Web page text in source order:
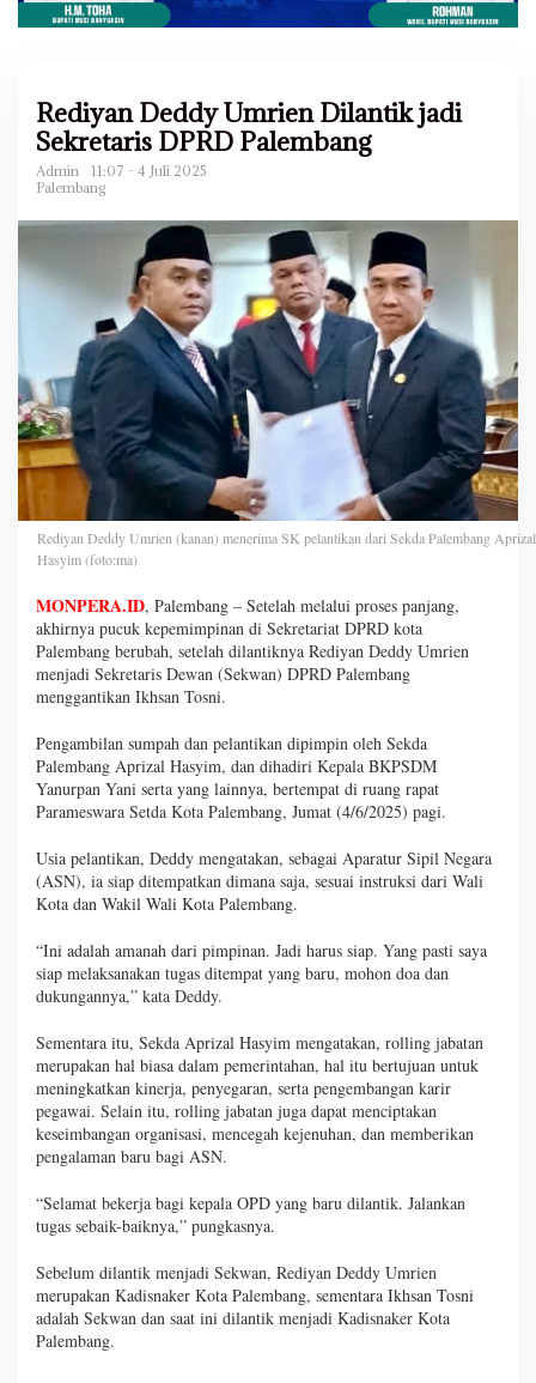
Rediyan Deddy Umrien Dilantik jadi
Sekretaris DPRD Palembang
Admin
11:07 - 4 Juli 2025
Palembang
Rediyan Deddy Umrien (kanan) menerima SK pelantikan dari Sekda Palembang Aprizal
Hasyim (foto:ma)
MONPERA.ID, Palembang – Setelah melalui proses panjang,
akhirnya pucuk kepemimpinan di Sekretariat DPRD kota
Palembang berubah, setelah dilantiknya Rediyan Deddy Umrien
menjadi Sekretaris Dewan (Sekwan) DPRD Palembang
menggantikan Ikhsan Tosni.
Pengambilan sumpah dan pelantikan dipimpin oleh Sekda
Palembang Aprizal Hasyim, dan dihadiri Kepala BKPSDM
Yanurpan Yani serta yang lainnya, bertempat di ruang rapat
Parameswara Setda Kota Palembang, Jumat (4/6/2025) pagi.
Usia pelantikan, Deddy mengatakan, sebagai Aparatur Sipil Negara
(ASN), ia siap ditempatkan dimana saja, sesuai instruksi dari Wali
Kota dan Wakil Wali Kota Palembang.
“Ini adalah amanah dari pimpinan. Jadi harus siap. Yang pasti saya
siap melaksanakan tugas ditempat yang baru, mohon doa dan
dukungannya,” kata Deddy.
Sementara itu, Sekda Aprizal Hasyim mengatakan, rolling jabatan
merupakan hal biasa dalam pemerintahan, hal itu bertujuan untuk
meningkatkan kinerja, penyegaran, serta pengembangan karir
pegawai. Selain itu, rolling jabatan juga dapat menciptakan
keseimbangan organisasi, mencegah kejenuhan, dan memberikan
pengalaman baru bagi ASN.
“Selamat bekerja bagi kepala OPD yang baru dilantik. Jalankan
tugas sebaik-baiknya,” pungkasnya.
Sebelum dilantik menjadi Sekwan, Rediyan Deddy Umrien
merupakan Kadisnaker Kota Palembang, sementara Ikhsan Tosni
adalah Sekwan dan saat ini dilantik menjadi Kadisnaker Kota
Palembang.